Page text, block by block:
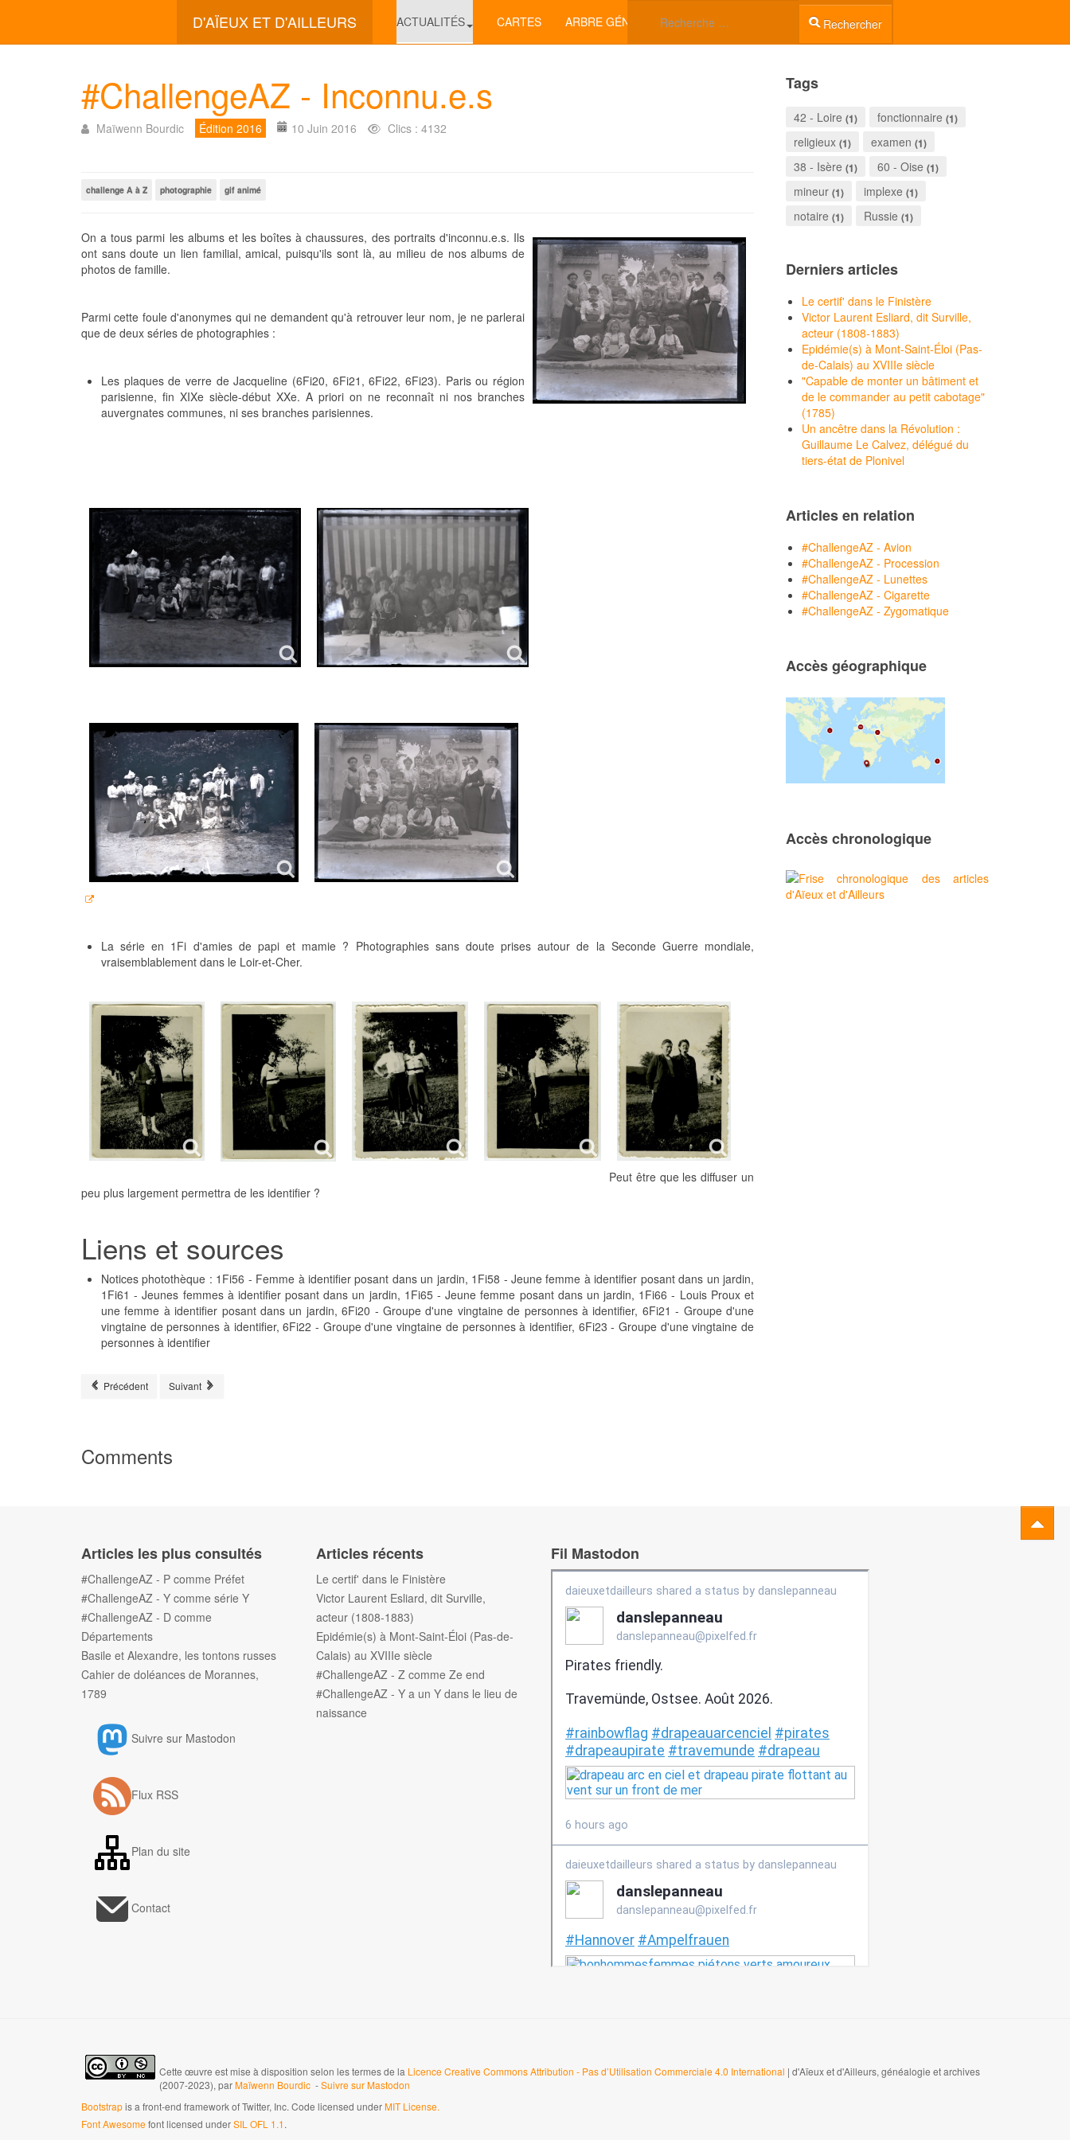
D'AÏEUX ET D'AILLEURS Rechercher
ACTUALITÉS CARTES ARBRE GÉNÉALOGIQUE RESSOURCES
#ChallengeAZ - Inconnu.e.s
Maïwenn Bourdic Édition 2016 10 Juin 2016 Clics : 4132
challenge A à Z photographie gif animé
On a tous parmi les albums et les boîtes à chaussures, des portraits d'inconnu.e.s. Ils
ont sans doute un lien familial, amical, puisqu'ils sont là, au milieu de nos albums de
photos de famille.
Parmi cette foule d'anonymes qui ne demandent qu'à retrouver leur nom, je ne parlerai
que de deux séries de photographies :
Les plaques de verre de Jacqueline (6Fi20, 6Fi21, 6Fi22, 6Fi23). Paris ou région
parisienne, fin XIXe siècle-début XXe. A priori on ne reconnaît ni nos branches
auvergnates communes, ni ses branches parisiennes.
La série en 1Fi d'amies de papi et mamie ? Photographies sans doute prises autour de la Seconde Guerre mondiale,
vraisemblablement dans le Loir-et-Cher.
Peut être que les diffuser un
peu plus largement permettra de les identifier ?
Liens et sources
Notices photothèque : 1Fi56 - Femme à identifier posant dans un jardin, 1Fi58 - Jeune femme à identifier posant dans un jardin,
1Fi61 - Jeunes femmes à identifier posant dans un jardin, 1Fi65 - Jeune femme posant dans un jardin, 1Fi66 - Louis Proux et
une femme à identifier posant dans un jardin, 6Fi20 - Groupe d'une vingtaine de personnes à identifier, 6Fi21 - Groupe d'une
vingtaine de personnes à identifier, 6Fi22 - Groupe d'une vingtaine de personnes à identifier, 6Fi23 - Groupe d'une vingtaine de
personnes à identifier
Article précédent : #ChallengeAZ - Hiver
Précédent Article suivant : #ChallengeAZ - Jouer
Suivant
Comments
Tags
42 - Loire (1) fonctionnaire (1)
religieux (1) examen (1)
38 - Isère (1) 60 - Oise (1)
mineur (1) implexe (1)
notaire (1) Russie (1)
Derniers articles
Le certif' dans le Finistère
Victor Laurent Esliard, dit Surville,
acteur (1808-1883)
Epidémie(s) à Mont-Saint-Éloi (Pas-
de-Calais) au XVIIIe siècle
"Capable de monter un bâtiment et
de le commander au petit cabotage"
(1785)
Un ancêtre dans la Révolution :
Guillaume Le Calvez, délégué du
tiers-état de Plonivel
Articles en relation
#ChallengeAZ - Avion
#ChallengeAZ - Procession
#ChallengeAZ - Lunettes
#ChallengeAZ - Cigarette
#ChallengeAZ - Zygomatique
Accès géographique
Accès chronologique
Articles les plus consultés
#ChallengeAZ - P comme Préfet
#ChallengeAZ - Y comme série Y
#ChallengeAZ - D comme
Départements
Basile et Alexandre, les tontons russes
Cahier de doléances de Morannes,
1789
Suivre sur Mastodon
Flux RSS
Plan du site
Contact
Articles récents
Le certif' dans le Finistère
Victor Laurent Esliard, dit Surville,
acteur (1808-1883)
Epidémie(s) à Mont-Saint-Éloi (Pas-de-
Calais) au XVIIIe siècle
#ChallengeAZ - Z comme Ze end
#ChallengeAZ - Y a un Y dans le lieu de
naissance
Fil Mastodon
Cette œuvre est mise à disposition selon les termes de la Licence Creative Commons Attribution - Pas d’Utilisation Commerciale 4.0 International | d'Aïeux et d'Ailleurs, généalogie et archives
(2007-2023), parMaïwenn Bourdic -Suivre sur Mastodon
Bootstrapis a front-end framework of Twitter, Inc. Code licensed underMIT License.
Font Awesomefont licensed underSIL OFL 1.1.